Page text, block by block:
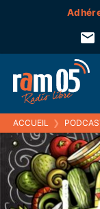
ACCUEIL ❯